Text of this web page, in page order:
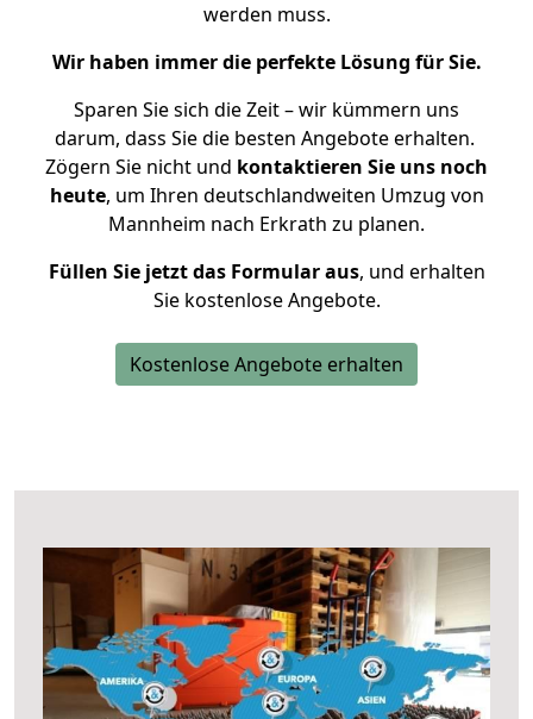
werden muss.
Wir haben immer die perfekte Lösung für Sie.
Sparen Sie sich die Zeit – wir kümmern uns
darum, dass Sie die besten Angebote erhalten.
Zögern Sie nicht und kontaktieren Sie uns noch
heute, um Ihren deutschlandweiten Umzug von
Mannheim nach Erkrath zu planen.
Füllen Sie jetzt das Formular aus, und erhalten
Sie kostenlose Angebote.
Kostenlose Angebote erhalten